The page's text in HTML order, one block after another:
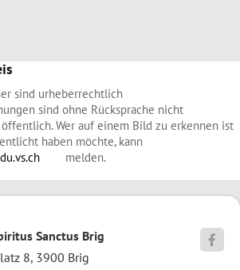
sind urheberrechtlich
sind ohne Rücksprache nicht
Wer auf einem Bild zu erkennen ist
haben möchte, kann
melden.
Sanctus Brig
8, 3900 Brig
